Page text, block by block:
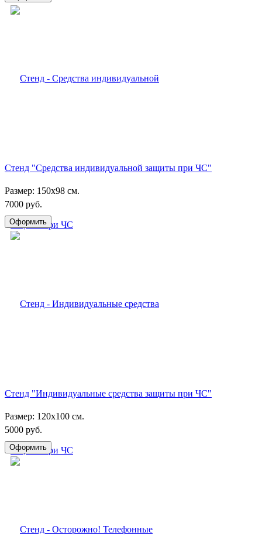
Стенд "Средства индивидуальной защиты при ЧС"
Размер: 150х98 см.
7000 руб.
Стенд "Индивидуальные средства защиты при ЧС"
Размер: 120х100 см.
5000 руб.